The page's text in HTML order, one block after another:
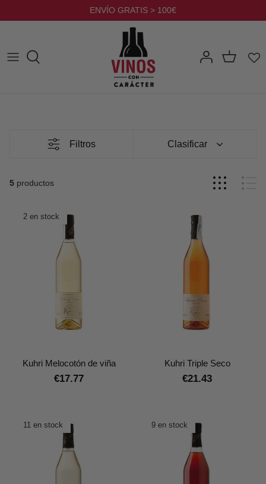
al
ENVÍO GRATIS > 100€
Filtros Clasificar
5 productos
2 en stock
Kuhri Melocotón de viña
€17.77
Kuhri Triple Seco
€21.43
11 en stock 9 en stock